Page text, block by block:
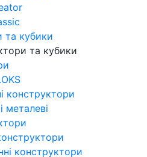
та кубики
та кубики
конструктори
металеві
конструктори